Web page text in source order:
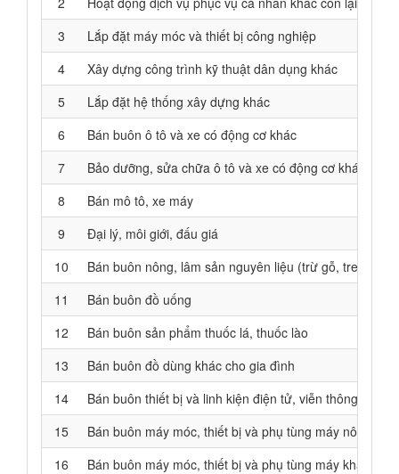
3
Lắp đặt máy móc và thiết bị công nghiệp
4
Xây dựng công trình kỹ thuật dân dụng khác
5
Lắp đặt hệ thống xây dựng khác
6
Bán buôn ô tô và xe có động cơ khác
7
Bảo dưỡng, sửa chữa ô tô và xe có động cơ khác
8
Bán mô tô, xe máy
9
Đại lý, môi giới, đấu giá
10
Bán buôn nông, lâm sản nguyên liệu (trừ gỗ, tre,
11
Bán buôn đồ uống
12
Bán buôn sản phẩm thuốc lá, thuốc lào
13
Bán buôn đồ dùng khác cho gia đình
14
Bán buôn thiết bị và linh kiện điện tử, viễn thông
15
Bán buôn máy móc, thiết bị và phụ tùng máy nông
16
Bán buôn máy móc, thiết bị và phụ tùng máy khác